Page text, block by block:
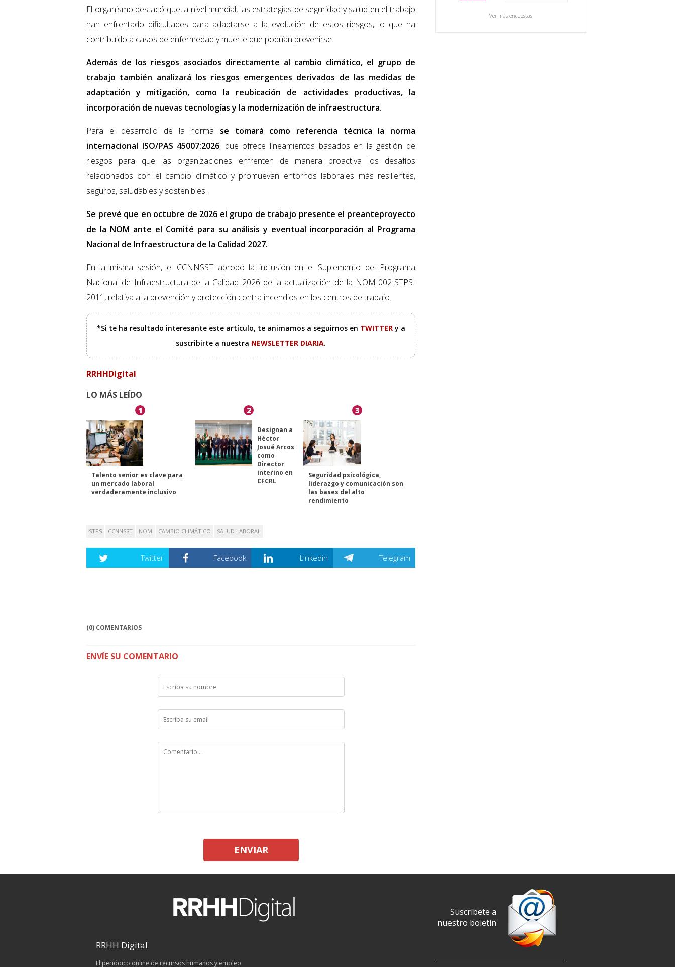
El organismo destacó que, a nivel mundial, las estrategias de seguridad y salud en el trabajo
han enfrentado dificultades para adaptarse a la evolución de estos riesgos, lo que ha
contribuido a casos de enfermedad y muerte que podrían prevenirse.
Además de los riesgos asociados directamente al cambio climático, el grupo de
trabajo también analizará los riesgos emergentes derivados de las medidas de
adaptación y mitigación, como la reubicación de actividades productivas, la
incorporación de nuevas tecnologías y la modernización de infraestructura.
Para el desarrollo de la norma se tomará como referencia técnica la norma
internacional ISO/PAS 45007:2026, que ofrece lineamientos basados en la gestión de
riesgos para que las organizaciones enfrenten de manera proactiva los desafíos
relacionados con el cambio climático y promuevan entornos laborales más resilientes,
seguros, saludables y sostenibles.
Se prevé que en octubre de 2026 el grupo de trabajo presente el preanteproyecto
de la NOM ante el Comité para su análisis y eventual incorporación al Programa
Nacional de Infraestructura de la Calidad 2027.
En la misma sesión, el CCNNSST aprobó la inclusión en el Suplemento del Programa
Nacional de Infraestructura de la Calidad 2026 de la actualización de la NOM-002-STPS-
2011, relativa a la prevención y protección contra incendios en los centros de trabajo.
*Si te ha resultado interesante este artículo, te animamos a seguirnos en TWITTERy a
suscribirte a nuestra NEWSLETTER DIARIA.
RRHHDigital
LO MÁS LEÍDO
1
Talento senior es clave para
un mercado laboral
verdaderamente inclusivo
2
Designan a
Héctor
Josué Arcos
como
Director
interino en
CFCRL
3
Seguridad psicológica,
liderazgo y comunicación son
las bases del alto
rendimiento
STPS CCNNSST NOM CAMBIO CLIMÁTICO SALUD LABORAL
Twitter Facebook Linkedin Telegram
(0) COMENTARIOS
ENVÍE SU COMENTARIO
ENVIAR
Ver más encuestas
RRHH Digital
El periódico online de recursos humanos y empleo
Suscríbete a
nuestro boletín